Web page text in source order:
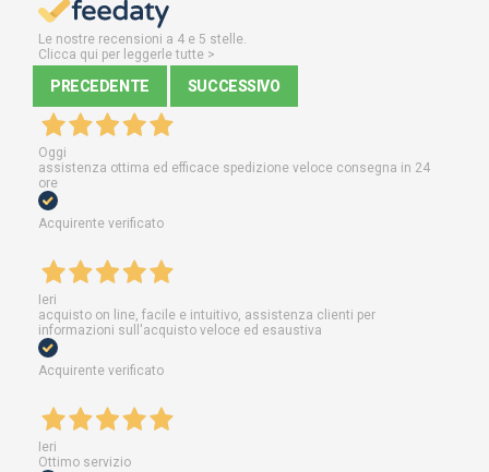
Le nostre recensioni a 4 e 5 stelle.
Clicca qui per leggerle tutte >
PRECEDENTE SUCCESSIVO
Oggi
assistenza ottima ed efficace spedizione veloce consegna in 24
ore
Acquirente verificato
Ieri
acquisto on line, facile e intuitivo, assistenza clienti per
informazioni sull'acquisto veloce ed esaustiva
Acquirente verificato
Ieri
Ottimo servizio